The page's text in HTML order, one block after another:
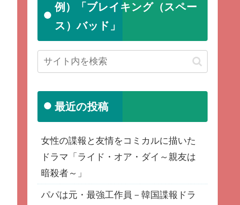
例）「ブレイキング（スペー
ス）バッド」
最近の投稿
女性の諜報と友情をコミカルに描いた
ドラマ「ライド・オア・ダイ～親友は
暗殺者～」
パパは元・最強工作員－韓国諜報ドラ